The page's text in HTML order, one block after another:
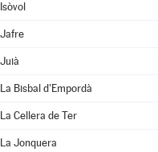
Isòvol
Jafre
Juià
La Bisbal d'Empordà
La Cellera de Ter
La Jonquera